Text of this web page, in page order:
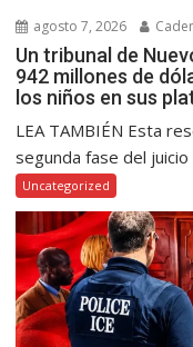
agosto 7, 2026
Un tribunal de
942 millones de
los niños en sus
LEA TAMBIÉN Esta
segunda fase del juicio
Uncategorized